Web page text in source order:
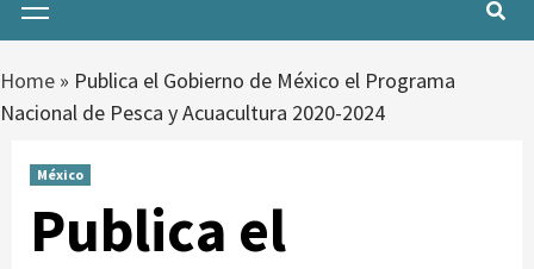
Menu
Home » Publica el Gobierno de México el Programa
Nacional de Pesca y Acuacultura 2020-2024
México
Publica el